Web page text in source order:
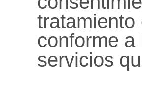
tratamiento
conforme a
servicios